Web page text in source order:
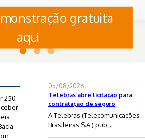
gratuita
aqui
250
05/08/2026
Telebras abre licitação para
contratação de seguro
A Telebras (Telecomunicações
Brasileiras S.A.) pub...